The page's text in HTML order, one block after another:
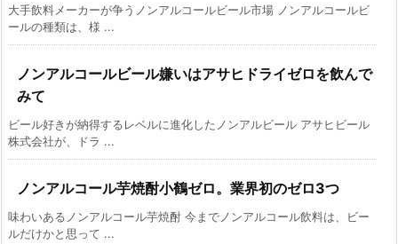
大手飲料メーカーが争うノンアルコールビール市場 ノンアルコールビ
ールの種類は、様 ...
ノンアルコールビール嫌いはアサヒドライゼロを飲んで
みて
ビール好きが納得するレベルに進化したノンアルビール アサヒビール
株式会社が、ドラ ...
ノンアルコール芋焼酎小鶴ゼロ。業界初のゼロ3つ
味わいあるノンアルコール芋焼酎 今までノンアルコール飲料は、ビー
ルだけかと思って ...